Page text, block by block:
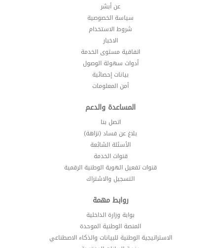
عن أبشر
سياسة الخصوصية
شروط الاستخدام
الاخبار
اتفاقية مستوى الخدمة
أدوات سهولة الوصول
بيانات إحصائية
أمن المعلومات
المساعدة والدعم
اتصل بنا
بلاغ عن فساد (نزاهة)
الأسئلة الشائعة
قنوات الخدمة
قنوات تفعيل الهوية الوطنية الرقمية
التسجيل والاشتراك
روابط مهمة
بوابة وزارة الداخلية
المنصة الوطنية الموحدة
الاستراتيجية الوطنية للبيانات والذكاء الاصطناعي